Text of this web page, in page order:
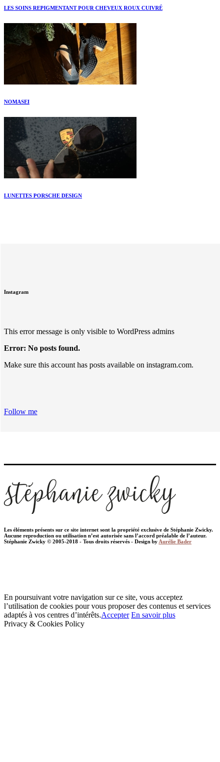
LES SOINS REPIGMENTANT POUR CHEVEUX ROUX CUIVRÉ
NOMASEI
LUNETTES PORSCHE DESIGN
Instagram
This error message is only visible to WordPress admins
Error: No posts found.
Make sure this account has posts available on instagram.com.
Follow me
Les éléments présents sur ce site internet sont la propriété exclusive de Stéphanie Zwicky.
Aucune reproduction ou utilisation n’est autorisée sans l’accord préalable de l’auteur.
Stéphanie Zwicky © 2005-2018 - Tous droits réservés - Design by Aurélie Bader
En poursuivant votre navigation sur ce site, vous acceptez
l’utilisation de cookies pour vous proposer des contenus et services
adaptés à vos centres d’intérêts.Accepter En savoir plus
Privacy & Cookies Policy